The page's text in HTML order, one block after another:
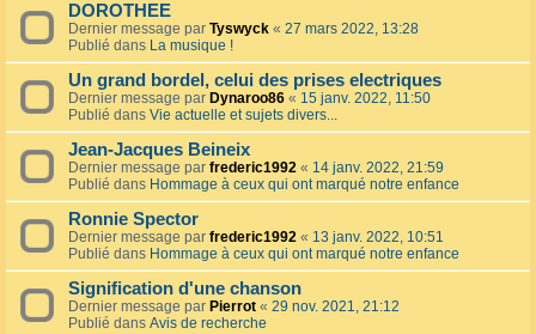
DOROTHEE
Dernier message par Tyswyck « 27 mars 2022, 13:28
Publié dans La musique !
Un grand bordel, celui des prises electriques
Dernier message par Dynaroo86 « 15 janv. 2022, 11:50
Publié dans Vie actuelle et sujets divers...
Jean-Jacques Beineix
Dernier message par frederic1992 « 14 janv. 2022, 21:59
Publié dans Hommage à ceux qui ont marqué notre enfance
Ronnie Spector
Dernier message par frederic1992 « 13 janv. 2022, 10:51
Publié dans Hommage à ceux qui ont marqué notre enfance
Signification d'une chanson
Dernier message par Pierrot « 29 nov. 2021, 21:12
Publié dans Avis de recherche